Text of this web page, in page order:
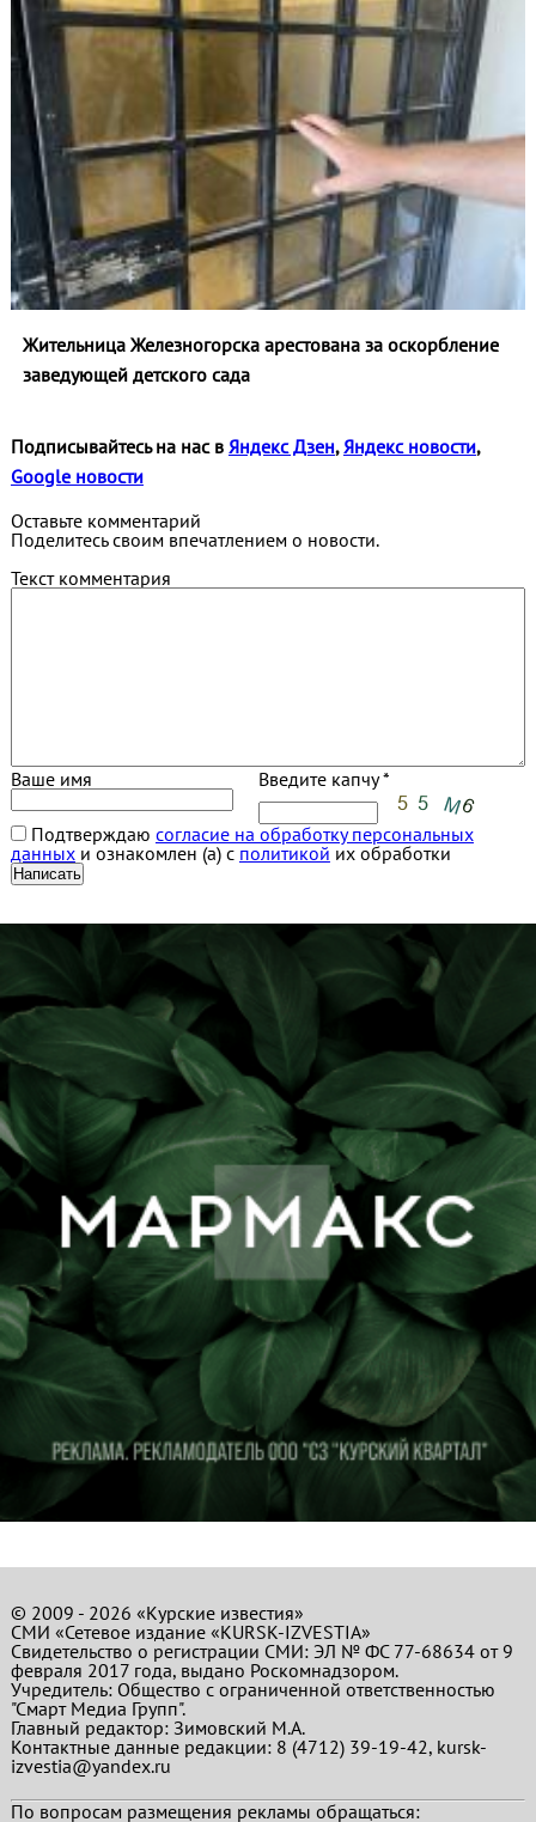
Жительница Железногорска арестована за оскорбление
заведующей детского сада
Подписывайтесь на нас в Яндекс Дзен,Яндекс новости,
Google новости
Оставьте комментарий
Поделитесь своим впечатлением о новости.
Текст комментария
Ваше имя Введите капчу *
Подтверждаю согласие на обработку персональных
данныхи ознакомлен (а) с политикой их обработки
© 2009 - 2026 «Курские известия»
СМИ «Сетевое издание «KURSK-IZVESTIA»
Свидетельство о регистрации СМИ: ЭЛ № ФС 77-68634 от 9
февраля 2017 года, выдано Роскомнадзором.
Учредитель: Общество с ограниченной ответственностью
"Смарт Медиа Групп".
Главный редактор:Зимовский М.А.
Контактные данные редакции: 8 (4712) 39-19-42, kursk-
izvestia@yandex.ru
По вопросам размещения рекламы обращаться: